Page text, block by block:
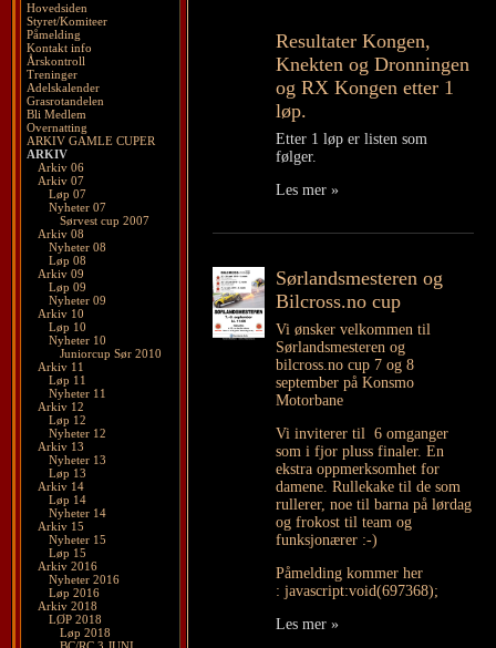
Hovedsiden
Styret/Komiteer
Påmelding
Kontakt info
Årskontroll
Treninger
Adelskalender
Grasrotandelen
Bli Medlem
Overnatting
ARKIV GAMLE CUPER
ARKIV
Arkiv 06
Arkiv 07
Løp 07
Nyheter 07
Sørvest cup 2007
Arkiv 08
Nyheter 08
Løp 08
Arkiv 09
Løp 09
Nyheter 09
Arkiv 10
Løp 10
Nyheter 10
Juniorcup Sør 2010
Arkiv 11
Løp 11
Nyheter 11
Arkiv 12
Løp 12
Nyheter 12
Arkiv 13
Nyheter 13
Løp 13
Arkiv 14
Løp 14
Nyheter 14
Arkiv 15
Nyheter 15
Løp 15
Arkiv 2016
Nyheter 2016
Løp 2016
Arkiv 2018
LØP 2018
Løp 2018
Resultater Kongen,
Knekten og Dronningen
og RX Kongen etter 1
løp.
Etter 1 løp er listen som
følger.
Les mer »
Sørlandsmesteren og
Bilcross.no cup
Vi ønsker velkommen til
Sørlandsmesteren og
bilcross.no cup 7 og 8
september på Konsmo
Motorbane
Vi inviterer til 6 omganger
som i fjor pluss finaler. En
ekstra oppmerksomhet for
damene. Rullekake til de som
rullerer, noe til barna på lørdag
og frokost til team og
funksjonærer :-)
Påmelding kommer her
: javascript:void(697368);
Les mer »